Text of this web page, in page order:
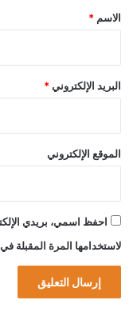
*
الاسم *
البريد الإلكتروني *
الموقع الإلكتروني
احفظ اسمي، بريدي
لاستخدامها المرة المقبلة